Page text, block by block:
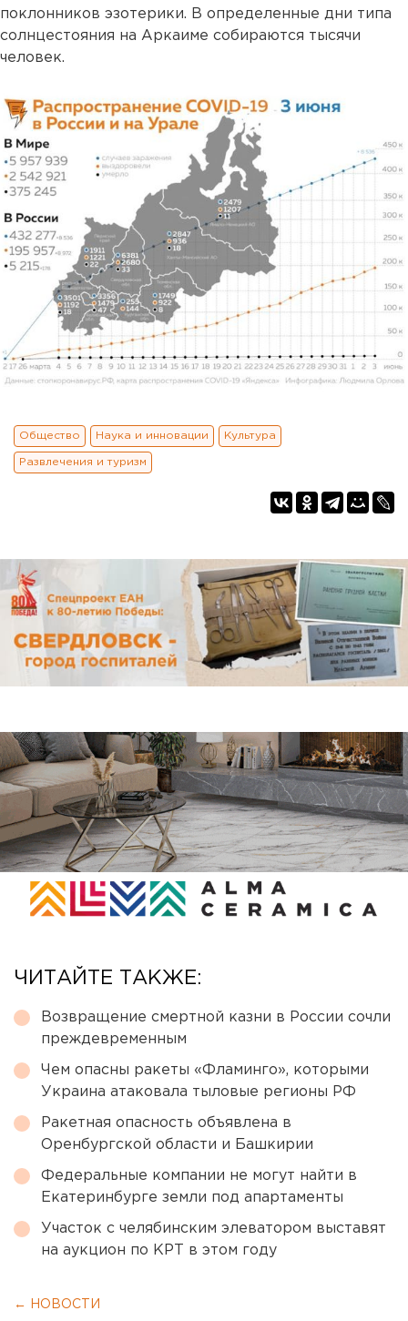
поклонников эзотерики. В определенные дни типа
солнцестояния на Аркаиме собираются тысячи
человек.
Общество Наука и инновации Культура
Развлечения и туризм
ЧИТАЙТЕ ТАКЖЕ:
Возвращение смертной казни в России сочли
преждевременным
Чем опасны ракеты «Фламинго», которыми
Украина атаковала тыловые регионы РФ
Ракетная опасность объявлена в
Оренбургской области и Башкирии
Федеральные компании не могут найти в
Екатеринбурге земли под апартаменты
Участок с челябинским элеватором выставят
на аукцион по КРТ в этом году
← НОВОСТИ